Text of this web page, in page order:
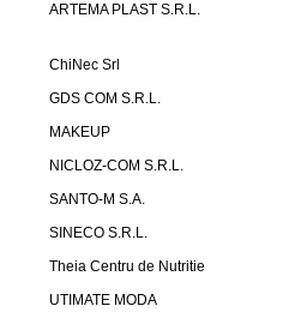
ARTEMA PLAST S.R.L.
ChiNec Srl
GDS COM S.R.L.
MAKEUP
NICLOZ-COM S.R.L.
SANTO-M S.A.
SINECO S.R.L.
Theia Centru de Nutritie
UTIMATE MODA